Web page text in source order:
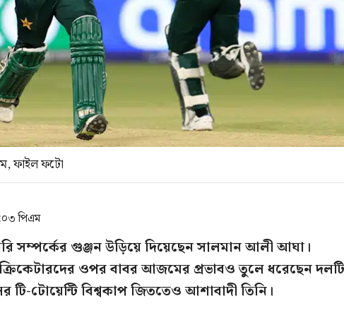
ফাইল ফটো
পিএম
সম্পর্কের গুঞ্জন উড়িয়ে দিয়েছেন সালমান আলী আঘা।
ওপর বাবর আজমের প্রভাবও তুলে ধরেছেন
টি-টোয়েন্টি বিশ্বকাপ জিততেও আশাবাদী তিনি।